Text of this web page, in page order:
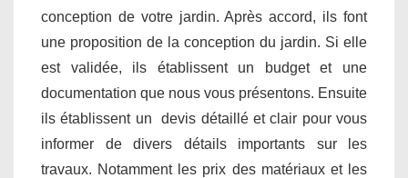
conception de votre jardin. Après accord, ils font
une proposition de la conception du jardin. Si elle
est validée, ils établissent un budget et une
documentation que nous vous présentons. Ensuite
ils établissent un devis détaillé et clair pour vous
informer de divers détails importants sur les
travaux. Notamment les prix des matériaux et les